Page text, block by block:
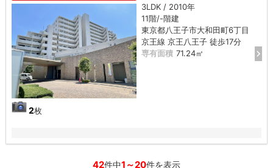
2枚
3LDK / 2010年
11階/-階建
東京都八王子市大和田町6丁目
京王線 京王八王子 徒歩17分
専有面積 71.24㎡
42件中1～20件を表示